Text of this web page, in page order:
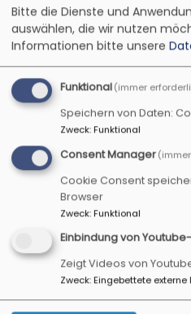
Der aktuellen
Bitte die Dienste und
auswählen, die wir nutzen
Informationen bitte unsere
Funktional(immer
Speichern von Daten:
Zweck:Funktional
Consent Manager
Cookie Consent
Browser
Zweck:Funktional
Einbindung von
Zeigt Videos von
Zweck:Eingebettete externe